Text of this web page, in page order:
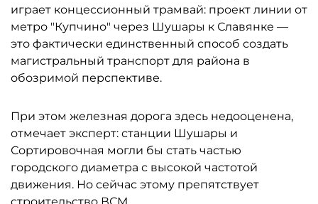
играет концессионный трамвай: проект линии от
метро "Купчино" через Шушары к Славянке —
это фактически единственный способ создать
магистральный транспорт для района в
обозримой перспективе.
При этом железная дорога здесь недооценена,
отмечает эксперт: станции Шушары и
Сортировочная могли бы стать частью
городского диаметра с высокой частотой
движения. Но сейчас этому препятствует